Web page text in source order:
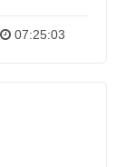
07:25:03